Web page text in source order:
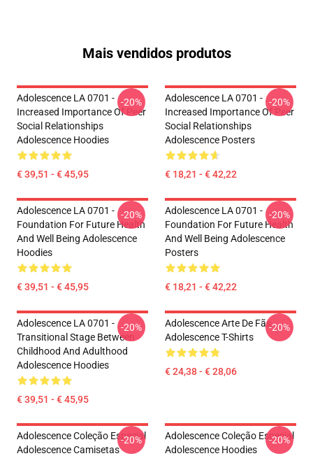
Mais vendidos produtos
Adolescence LA 0701 -
Increased Importance Of Peer
Social Relationships
Adolescence Hoodies
€ 39,51 - € 45,95
-20%
Adolescence LA 0701 -
Increased Importance Of Peer
Social Relationships
Adolescence Posters
€ 18,21 - € 42,22
-20%
Adolescence LA 0701 -
Foundation For Future Health
And Well Being Adolescence
Hoodies
€ 39,51 - € 45,95
-20%
Adolescence LA 0701 -
Foundation For Future Health
And Well Being Adolescence
Posters
€ 18,21 - € 42,22
-20%
Adolescence LA 0701 -
Transitional Stage Between
Childhood And Adulthood
Adolescence Hoodies
€ 39,51 - € 45,95
-20%
Adolescence Arte De Fãs
Adolescence T-Shirts
€ 24,38 - € 28,06
-20%
Adolescence Coleção Especial
Adolescence Camisetas
-20%
Adolescence Coleção Especial
Adolescence Hoodies
-20%